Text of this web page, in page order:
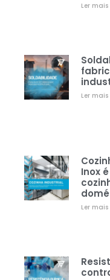
Ler mais
Ler mais
Inox
Ler mais